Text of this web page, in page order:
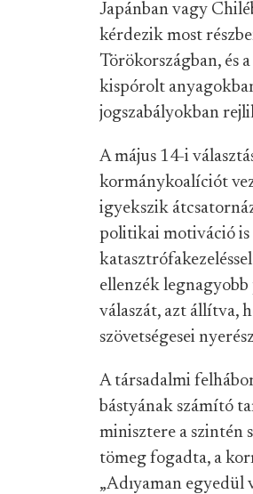
Japánban vagy
kérdezik most
Törökországban, és
kispórolt
jogszabályokban
A május 14-i
kormánykoalíciót
igyekszik
politikai motiváció is
ellenzék
válaszát, azt állítva,
szövetségesei
A társadalmi
bástyának számító
minisztere a szintén
tömeg fogadta, a
„Adıyaman egyedül